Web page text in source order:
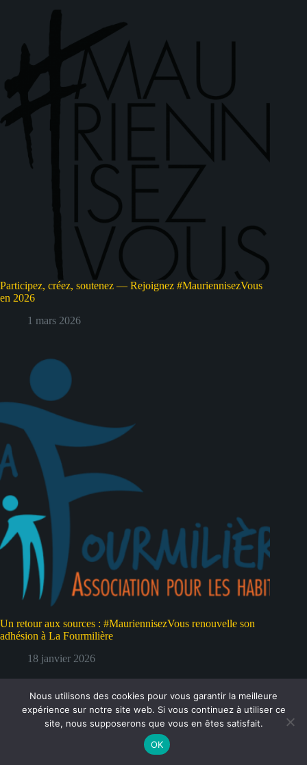
Participez, créez, soutenez — Rejoignez #MauriennisezVous
en 2026
1 mars 2026
Un retour aux sources : #MauriennisezVous renouvelle son
adhésion à La Fourmilière
18 janvier 2026
Nous utilisons des cookies pour vous garantir la meilleure
expérience sur notre site web. Si vous continuez à utiliser ce
site, nous supposerons que vous en êtes satisfait.
OK